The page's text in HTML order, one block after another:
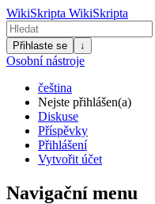
WikiSkripta WikiSkripta
Přihlaste se ↓
Osobní nástroje
čeština
Nejste přihlášen(a)
Diskuse
Příspěvky
Přihlášení
Vytvořit účet
Navigační menu